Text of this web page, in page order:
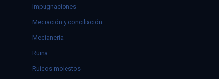
Impugnaciones
Mediación y conciliación
Medianería
Ruina
Ruidos molestos